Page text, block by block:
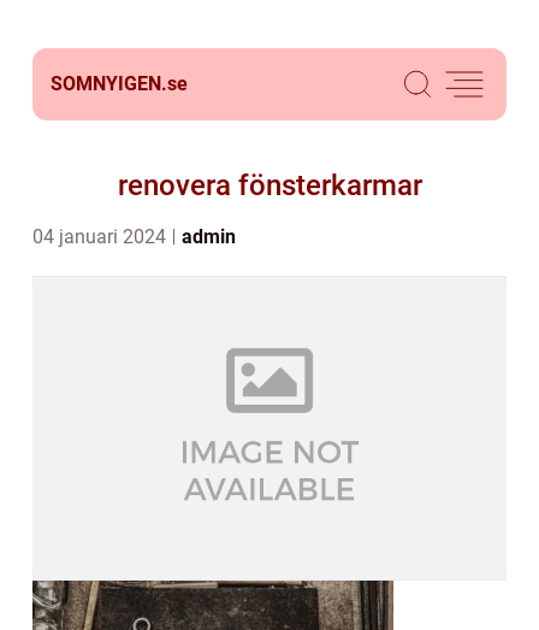
SOMNYIGEN.se
renovera fönsterkarmar
04 januari 2024 admin